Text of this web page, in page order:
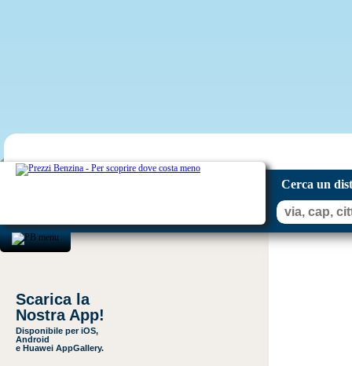
Cerca un
Scarica la
Nostra App!
Disponibile per iOS,
Android
e Huawei AppGallery.